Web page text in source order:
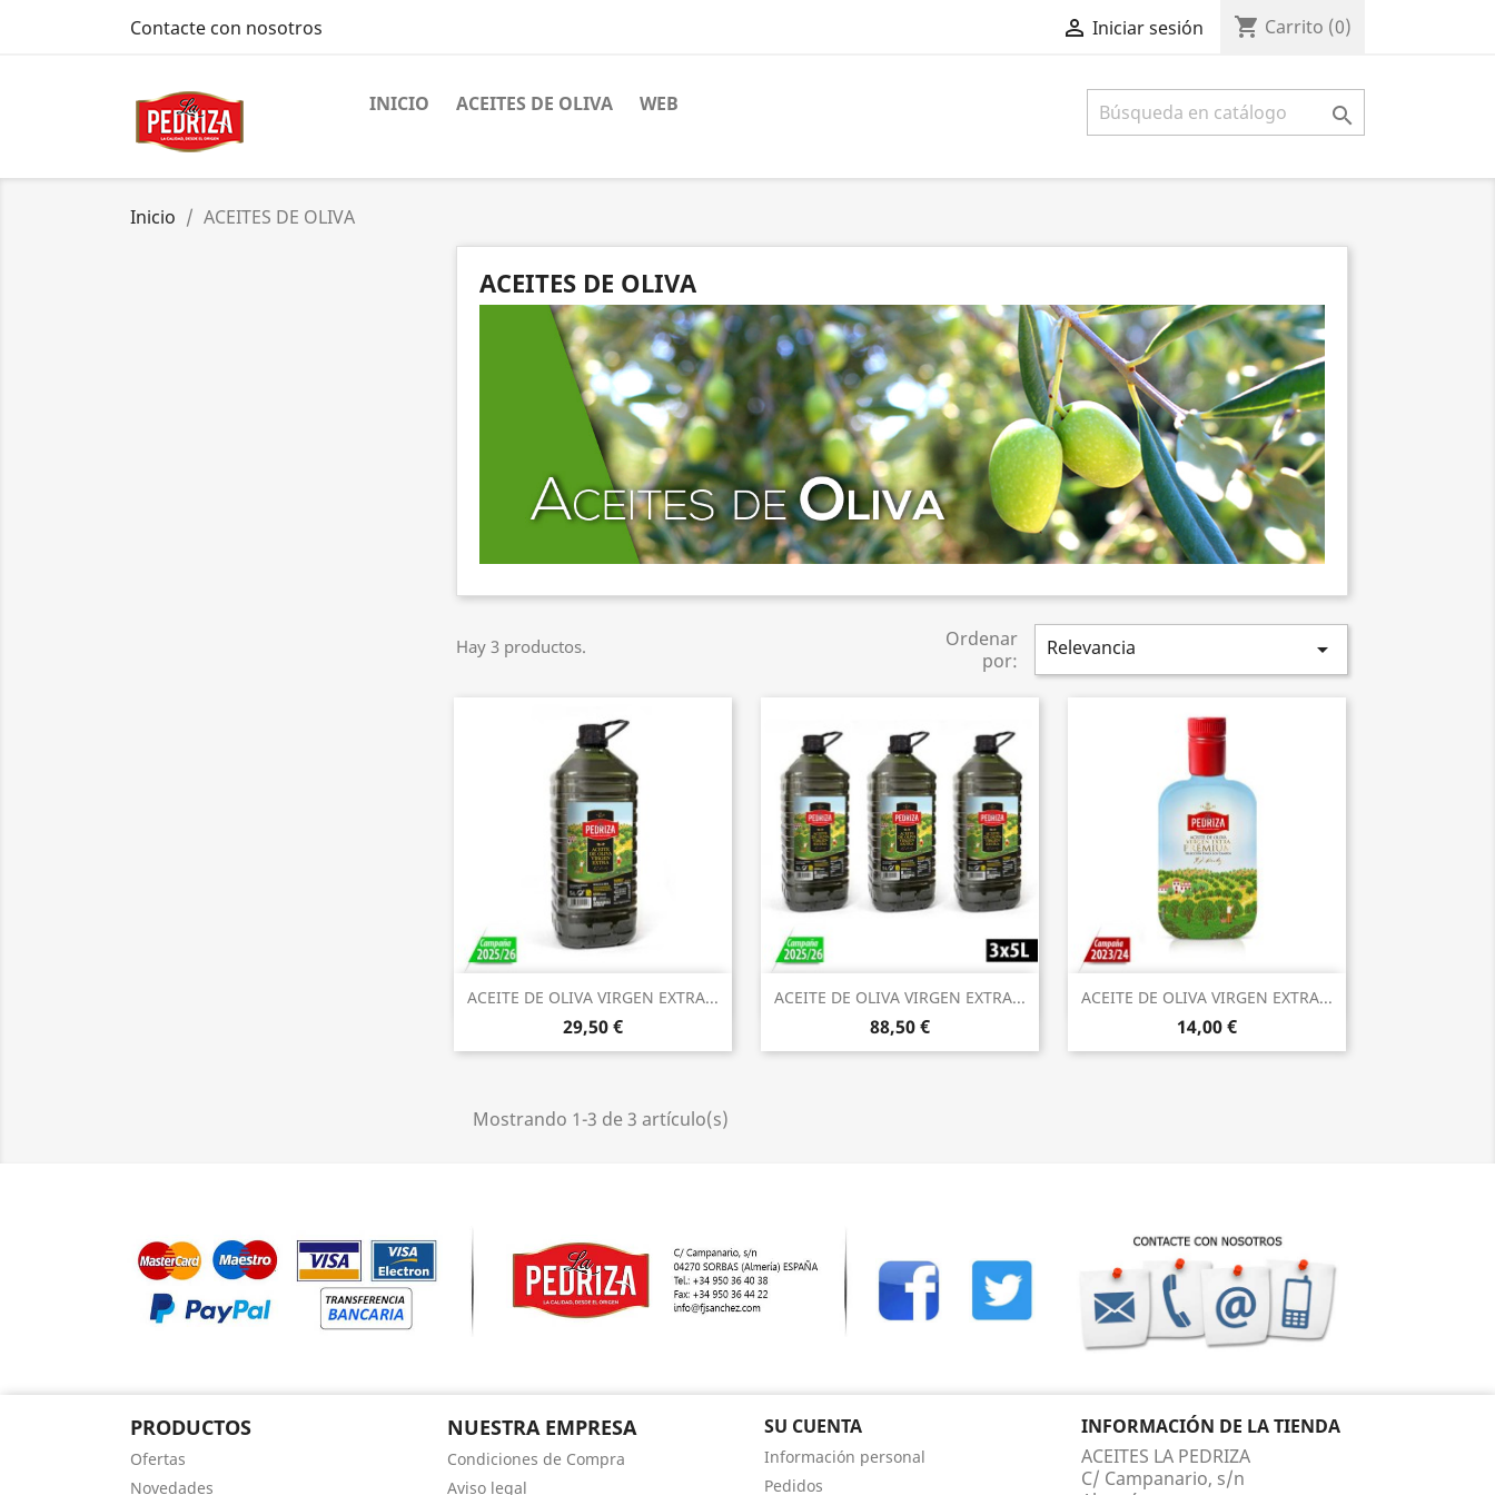
Contacte con nosotros  Iniciar sesión shopping_cart Carrito (0)
INICIO ACEITES DE OLIVA WEB 
Inicio ACEITES DE OLIVA
ACEITES DE OLIVA
Hay 3 productos.
Ordenar
por:
Relevancia 
ACEITE DE OLIVA VIRGEN EXTRA...
29,50 €
Vista rápida ACEITE DE OLIVA VIRGEN EXTRA...
88,50 €
Vista rápida ACEITE DE OLIVA VIRGEN EXTRA...
14,00 €
Vista rápida
Mostrando 1-3 de 3 artículo(s)
PRODUCTOS
Ofertas
Novedades
NUESTRA EMPRESA
Condiciones de Compra
Aviso legal
SU CUENTA
Información personal
Pedidos
INFORMACIÓN DE LA TIENDA
ACEITES LA PEDRIZA
C/ Campanario, s/n